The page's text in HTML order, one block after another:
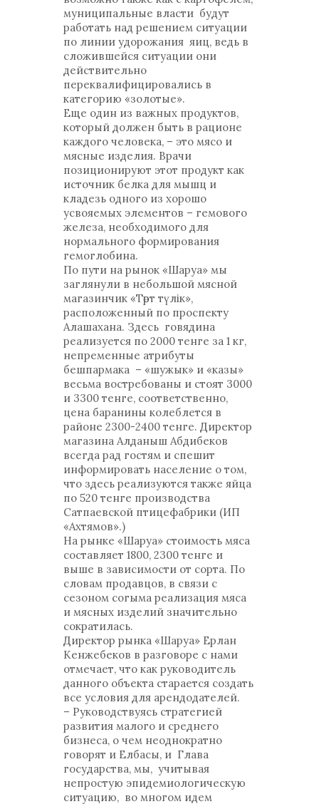
муниципальные власти будут
работать над решением ситуации
по линии удорожания яиц, ведь в
сложившейся ситуации они
действительно
переквалифицировались в
категорию «золотые».
Еще один из важных продуктов,
который должен быть в рационе
каждого человека, – это мясо и
мясные изделия. Врачи
позиционируют этот продукт как
источник белка для мышц и
кладезь одного из хорошо
усвояемых элементов – гемового
железа, необходимого для
нормального формирования
гемоглобина.
По пути на рынок «Шаруа» мы
заглянули в небольшой мясной
магазинчик «Төрт түлiк»,
расположенный по проспекту
Алашахана. Здесь говядина
реализуется по 2000 тенге за 1 кг,
непременные атрибуты
бешпармака – «шужык» и «казы»
весьма востребованы и стоят 3000
и 3300 тенге, соответственно,
цена баранины колеблется в
районе 2300-2400 тенге. Директор
магазина Алданыш Абдибеков
всегда рад гостям и спешит
информировать население о том,
что здесь реализуются также яйца
по 520 тенге производства
Сатпаевской птицефабрики (ИП
«Ахтямов».)
На рынке «Шаруа» стоимость мяса
составляет 1800, 2300 тенге и
выше в зависимости от сорта. По
словам продавцов, в связи с
сезоном согыма реализация мяса
и мясных изделий значительно
сократилась.
Директор рынка «Шаруа» Ерлан
Кенжебеков в разговоре с нами
отмечает, что как руководитель
данного объекта старается создать
все условия для арендодателей.
– Руководствуясь стратегией
развития малого и среднего
бизнеса, о чем неоднократно
говорят и Елбасы, и Глава
государства, мы, учитывая
непростую эпидемиологическую
ситуацию, во многом идем